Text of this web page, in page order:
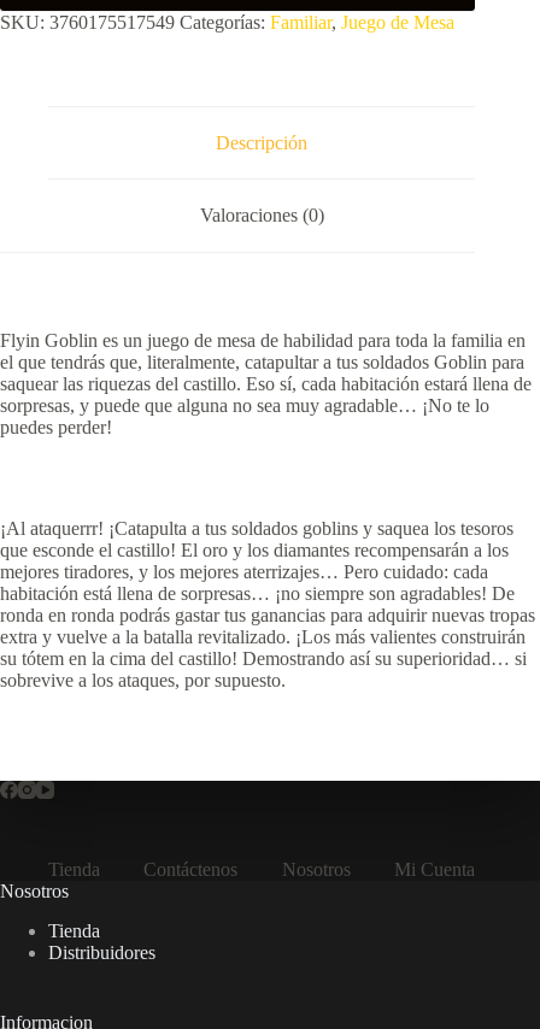
SKU: 3760175517549 Categorías: Familiar, Juego de Mesa
Descripción
Valoraciones (0)
Flyin Goblin es un juego de mesa de habilidad para toda la familia en
el que tendrás que, literalmente, catapultar a tus soldados Goblin para
saquear las riquezas del castillo. Eso sí, cada habitación estará llena de
sorpresas, y puede que alguna no sea muy agradable… ¡No te lo
puedes perder!
¡Al ataquerrr! ¡Catapulta a tus soldados goblins y saquea los tesoros
que esconde el castillo! El oro y los diamantes recompensarán a los
mejores tiradores, y los mejores aterrizajes… Pero cuidado: cada
habitación está llena de sorpresas… ¡no siempre son agradables! De
ronda en ronda podrás gastar tus ganancias para adquirir nuevas tropas
extra y vuelve a la batalla revitalizado. ¡Los más valientes construirán
su tótem en la cima del castillo! Demostrando así su superioridad… si
sobrevive a los ataques, por supuesto.
Tienda Contáctenos Nosotros
Mi Cuenta
Nosotros
Tienda
Distribuidores
Informacion